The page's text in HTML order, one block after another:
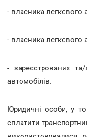
- власника легкового
- власника легкового
- зареєстрованих
автомобілів.
Юридичні особи, у
сплатити